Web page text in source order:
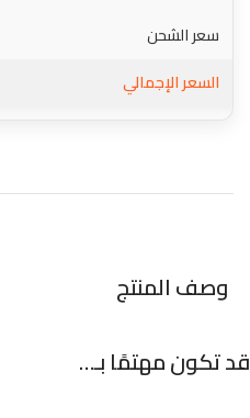
سعر الشحن
السعر الإجمالي
وصف المنتج
قد تكون مهتمًا بـ…